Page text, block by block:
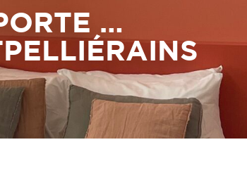
…